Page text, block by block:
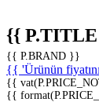
{{
{{ P.BRAND }}
{{ 'Ürünün
{{
{{